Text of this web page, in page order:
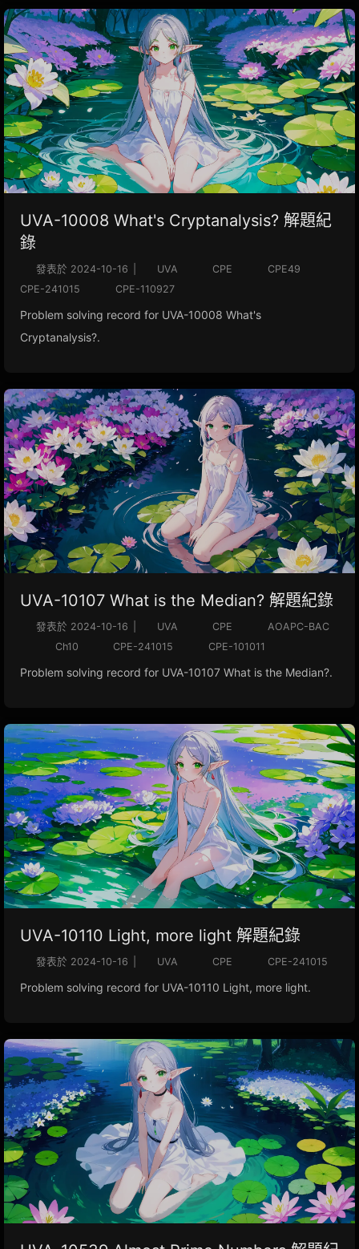
UVA-10008 What's Cryptanalysis? 解題紀
錄
發表於 2024-10-16 UVA CPE
CPE49
CPE-241015
CPE-110927
Problem solving record for UVA-10008 What's
Cryptanalysis?.
UVA-10107 What is the Median? 解題紀錄
發表於 2024-10-16 UVA CPE
AOAPC-BAC
Ch10
CPE-241015 CPE-101011
Problem solving record for UVA-10107 What is the Median?.
UVA-10110 Light, more light 解題紀錄
發表於 2024-10-16 UVA CPE CPE-241015
Problem solving record for UVA-10110 Light, more light.